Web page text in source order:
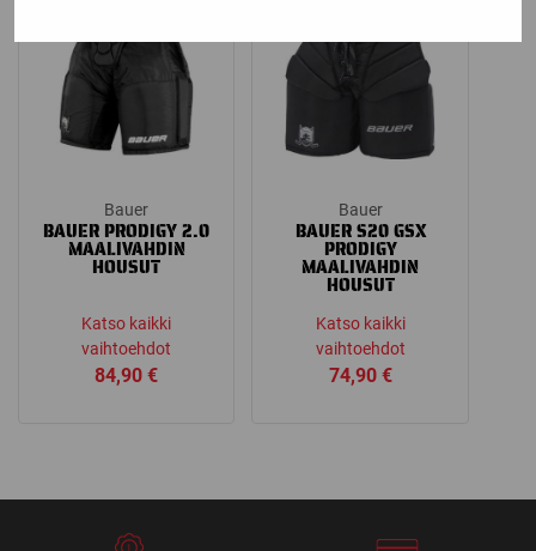
Bauer
BAUER PRODIGY 2.0
MAALIVAHDIN
HOUSUT
Katso kaikki
vaihtoehdot
84,90€
Bauer
BAUER S20 GSX
PRODIGY
MAALIVAHDIN
HOUSUT
Katso kaikki
vaihtoehdot
74,90 €